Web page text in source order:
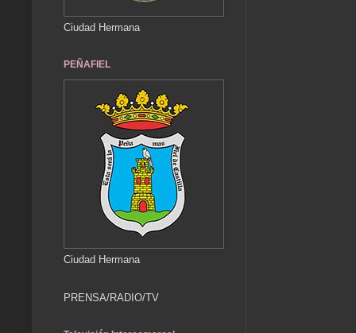
Ciudad Hermana
PEÑAFIEL
Ciudad Hermana
PRENSA/RADIO/TV